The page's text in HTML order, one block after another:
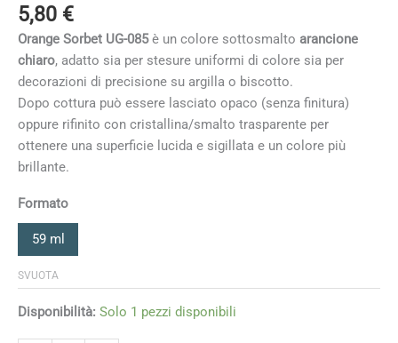
5,80 €
Orange Sorbet UG-085è un colore sottosmalto arancione
chiaro, adatto sia per stesure uniformi di colore sia per
decorazioni di precisione su argilla o biscotto.
Dopo cottura può essere lasciato opaco (senza finitura)
oppure rifinito con cristallina/smalto trasparente per
ottenere una superficie lucida e sigillata e un colore più
brillante.
Formato
59 ml
SVUOTA
Disponibilità: Solo 1 pezzi disponibili